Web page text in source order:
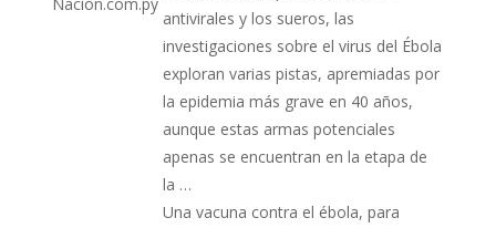
antivirales y los sueros, las
investigaciones sobre el virus del Ébola
exploran varias pistas, apremiadas por
la epidemia más grave en 40 años,
aunque estas armas potenciales
apenas se encuentran en la etapa de
la …
Una vacuna contra el ébola, para